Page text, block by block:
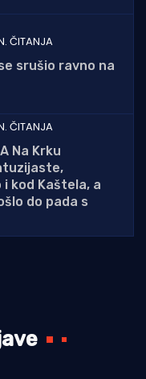
ČITANJA
srušio ravno na
ČITANJA
Na Krku
kod Kaštela, a
do pada s